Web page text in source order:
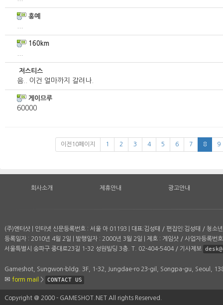
홍예
160km
저스티스
음.. 이건 얼마까지 갈려나.
게이므루
60000
이전10페이지 1 2 3 4 5 6 7 8 9
회사소개 제휴안내 광고안내
(주)엔터샷 | 인터넷 신문등록번호 : 서울 아 01193 | 대표:김성태 / 편집인:김성태 / 청소
등록일자 : 2010년 4월 2일 | 발행일자 : 2000년 3월 2일 | 제호 : 게임샷 / 사업자등록번
서울특별시 송파구 중대로23길 1-32 성원빌딩 3층. T. 02-404-5404 / 기사제보
Gameshot, Sungwon-bldg. 3F, 1-32, Jungdae-ro 23-gil, Songpa-gu, Seoul,
form mail
> CONTACT US
Copyright ＠ 2000 - GAMESHOT.NET All rights Reserved.